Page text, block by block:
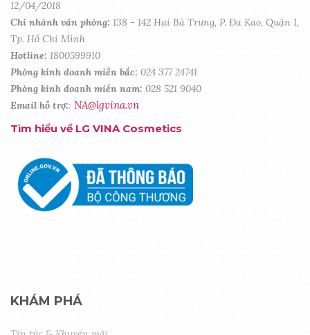
12/04/2018
Chi nhánh văn phòng: 138 - 142 Hai Bà Trưng, P. Đa Kao, Quận 1,
Tp. Hồ Chí Minh
Hotline: 1800599910
Phòng kinh doanh miền bắc: 024 377 24741
Phòng kinh doanh miền nam: 028 521 9040
Email hỗ trợ:: NA@lgvina.vn
Tìm hiểu về LG VINA Cosmetics
KHÁM PHÁ